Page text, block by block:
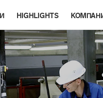
HIGHLIGHTS